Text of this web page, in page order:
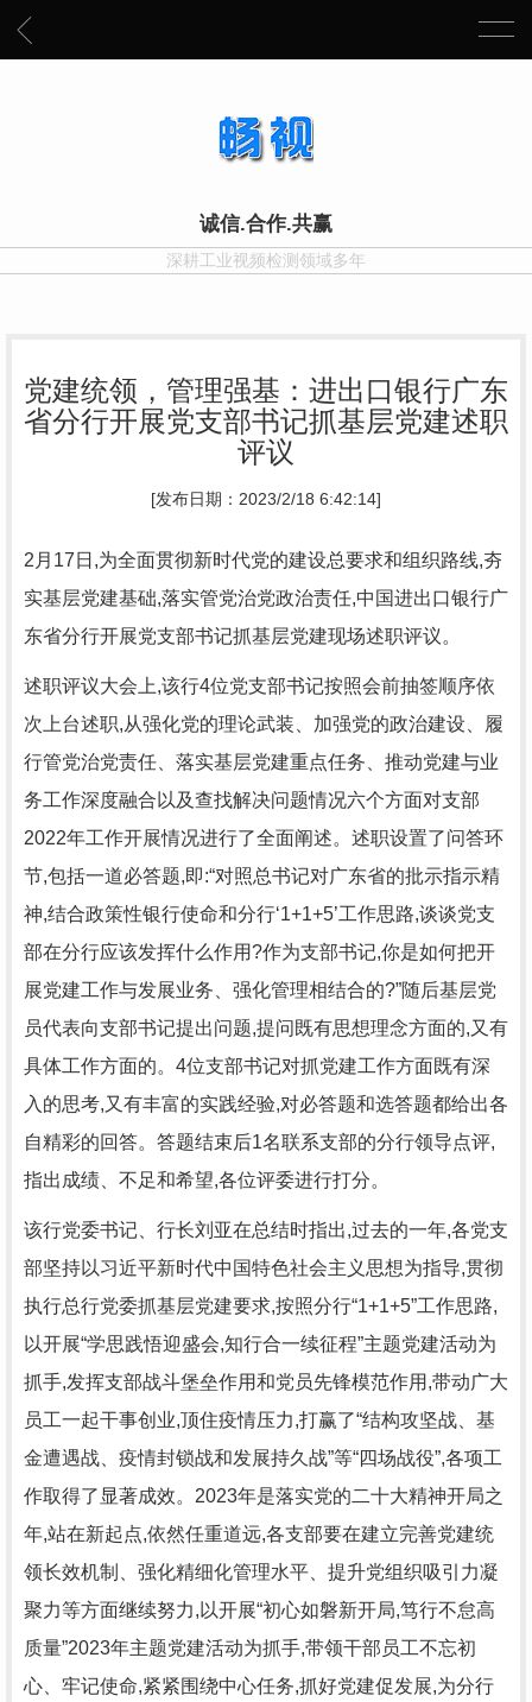
诚信.合作.共赢
深耕工业视频检测领域多年
党建统领，管理强基：进出口银行广东
省分行开展党支部书记抓基层党建述职
评议
[发布日期：2023/2/18 6:42:14]
2月17日,为全面贯彻新时代党的建设总要求和组织路线,夯
实基层党建基础,落实管党治党政治责任,中国进出口银行广
东省分行开展党支部书记抓基层党建现场述职评议。
述职评议大会上,该行4位党支部书记按照会前抽签顺序依
次上台述职,从强化党的理论武装、加强党的政治建设、履
行管党治党责任、落实基层党建重点任务、推动党建与业
务工作深度融合以及查找解决问题情况六个方面对支部
2022年工作开展情况进行了全面阐述。述职设置了问答环
节,包括一道必答题,即:“对照总书记对广东省的批示指示精
神,结合政策性银行使命和分行‘1+1+5’工作思路,谈谈党支
部在分行应该发挥什么作用?作为支部书记,你是如何把开
展党建工作与发展业务、强化管理相结合的?”随后基层党
员代表向支部书记提出问题,提问既有思想理念方面的,又有
具体工作方面的。4位支部书记对抓党建工作方面既有深
入的思考,又有丰富的实践经验,对必答题和选答题都给出各
自精彩的回答。答题结束后1名联系支部的分行领导点评,
指出成绩、不足和希望,各位评委进行打分。
该行党委书记、行长刘亚在总结时指出,过去的一年,各党支
部坚持以习近平新时代中国特色社会主义思想为指导,贯彻
执行总行党委抓基层党建要求,按照分行“1+1+5”工作思路,
以开展“学思践悟迎盛会,知行合一续征程”主题党建活动为
抓手,发挥支部战斗堡垒作用和党员先锋模范作用,带动广大
员工一起干事创业,顶住疫情压力,打赢了“结构攻坚战、基
金遭遇战、疫情封锁战和发展持久战”等“四场战役”,各项工
作取得了显著成效。2023年是落实党的二十大精神开局之
年,站在新起点,依然任重道远,各支部要在建立完善党建统
领长效机制、强化精细化管理水平、提升党组织吸引力凝
聚力等方面继续努力,以开展“初心如磐新开局,笃行不怠高
质量”2023年主题党建活动为抓手,带领干部员工不忘初
心、牢记使命,紧紧围绕中心任务,抓好党建促发展,为分行